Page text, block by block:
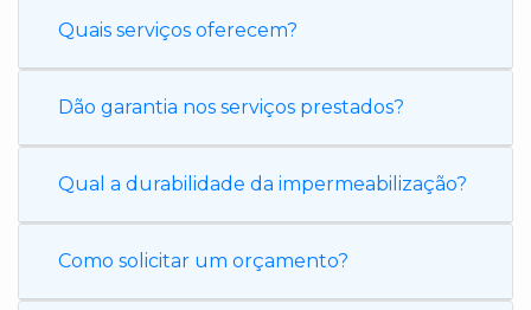
Quais serviços oferecem?
Dão garantia nos serviços prestados?
Qual a durabilidade da impermeabilização?
Como solicitar um orçamento?